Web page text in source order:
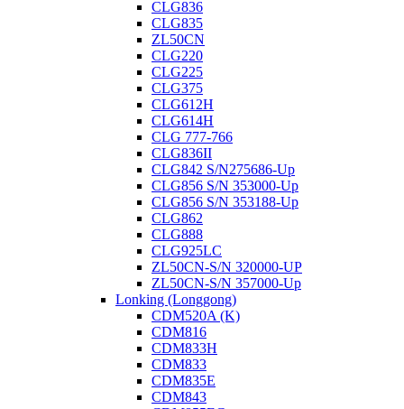
CLG836
CLG835
ZL50CN
CLG220
CLG225
CLG375
CLG612H
CLG614H
CLG 777-766
CLG836II
CLG842 S/N275686-Up
CLG856 S/N 353000-Up
CLG856 S/N 353188-Up
CLG862
CLG888
CLG925LC
ZL50CN-S/N 320000-UP
ZL50CN-S/N 357000-Up
Lonking (Longgong)
CDM520A (K)
CDM816
CDM833H
CDM833
CDM835E
CDM843